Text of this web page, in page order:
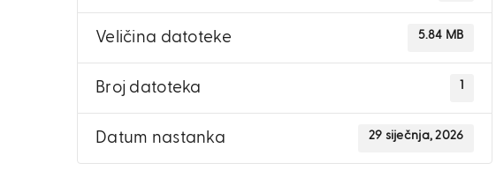
Veličina datoteke 5.84 MB
Broj datoteka 1
Datum nastanka 29 siječnja, 2026